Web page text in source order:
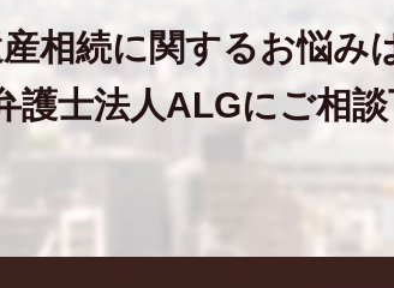
相続に関するお悩み
護士法人ALGにご相